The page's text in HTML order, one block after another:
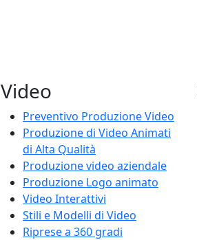
Video
Preventivo Produzione Video
Produzione di Video Animati
di Alta Qualità
Produzione video aziendale
Produzione Logo animato
Video Interattivi
Stili e Modelli di Video
Riprese a 360 gradi